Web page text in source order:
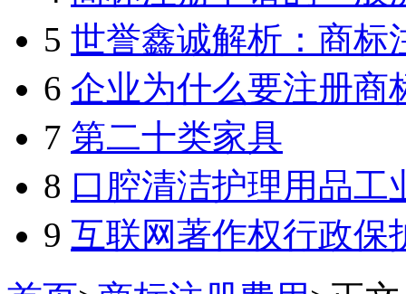
5 世誉鑫诚解析：商标
6 企业为什么要注册商
7 第二十类家具
8 口腔清洁护理用品工
9 互联网著作权行政保